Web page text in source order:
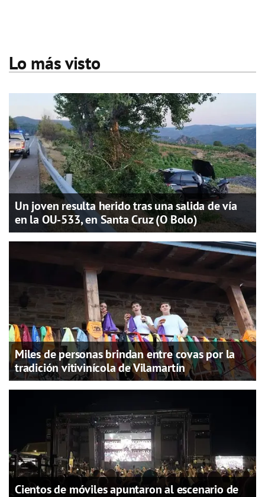
Lo más visto
Un joven resulta herido tras una salida de vía
en la OU-533, en Santa Cruz (O Bolo)
Miles de personas brindan entre covas por la
tradición vitivinícola de Vilamartín
Cientos de móviles apuntaron al escenario de